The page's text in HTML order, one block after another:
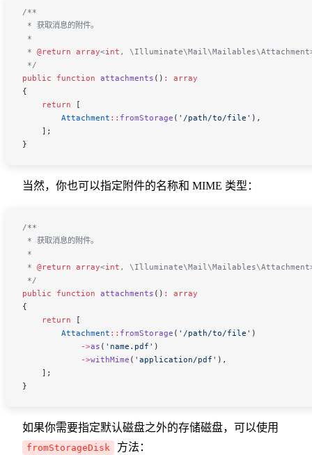
/**
* 获取消息的附件。
*
* @return array<int ,
*/
public function attachments () :
array
{
    return
[
        Attachment
:: fromStorage ( '/path/to/file' ),
    ];
}
当然，你也可以指定附件的名称和 MIME 类型：
/**
* 获取消息的附件。
*
* @return array<int ,
*/
public function attachments () :
array
{
    return
[
        Attachment
:: fromStorage ( '/path/to/file' )
            ->
as ( 'name.pdf' )
            ->
withMime ( 'application/pdf' ),
    ];
}
如果你需要指定默认磁盘之外的存储磁盘，可以使用
fromStorageDisk 方法：